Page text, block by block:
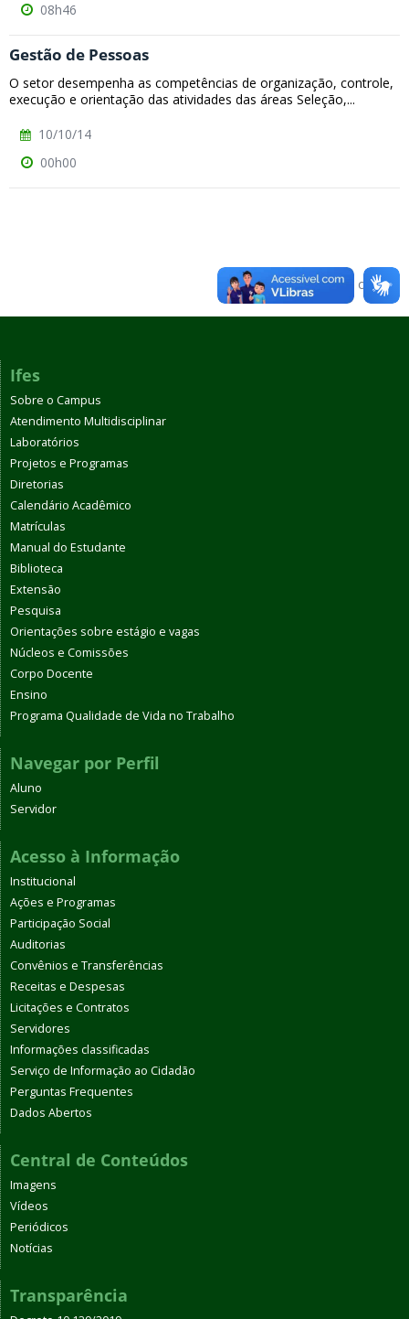
08h46
Gestão de Pessoas
O setor desempenha as competências de organização, controle,
execução e orientação das atividades das áreas Seleção,...
10/10/14
00h00
Voltar para o topo
Ifes
Sobre o Campus
Atendimento Multidisciplinar
Laboratórios
Projetos e Programas
Diretorias
Calendário Acadêmico
Matrículas
Manual do Estudante
Biblioteca
Extensão
Pesquisa
Orientações sobre estágio e vagas
Núcleos e Comissões
Corpo Docente
Ensino
Programa Qualidade de Vida no Trabalho
Navegar por Perfil
Aluno
Servidor
Acesso à Informação
Institucional
Ações e Programas
Participação Social
Auditorias
Convênios e Transferências
Receitas e Despesas
Licitações e Contratos
Servidores
Informações classificadas
Serviço de Informação ao Cidadão
Perguntas Frequentes
Dados Abertos
Central de Conteúdos
Imagens
Vídeos
Periódicos
Notícias
Transparência